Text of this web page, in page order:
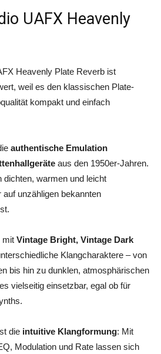
UAFX Heavenly
Heavenly Plate Reverb ist
weil es den klassischen Plate-
kompakt und einfach
authentische Emulation
aus den 1950er-Jahren.
dichten, warmen und leicht
unzähligen bekannten
mit Vintage Bright, Vintage Dark
Klangcharaktere – von
bis hin zu dunklen, atmosphärischen
vielseitig einsetzbar, egal ob für
die intuitive Klangformung: Mit
Modulation und Rate lassen sich